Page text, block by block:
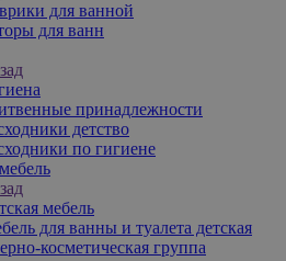
для ванной
для ванн
принадлежности
детство
по гигиене
мебель
для ванны и туалета детская
косметическая группа